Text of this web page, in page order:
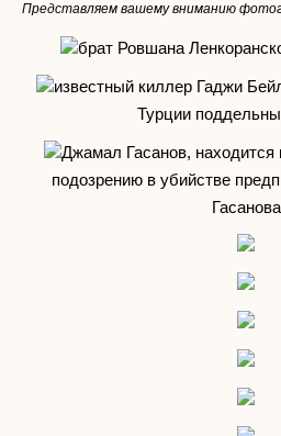
Представляем вашему вниманию
брат Ровшана
известный киллер Гаджи
Турции
Джамал Гасанов, находится
подозрению в убийстве
Гасанова